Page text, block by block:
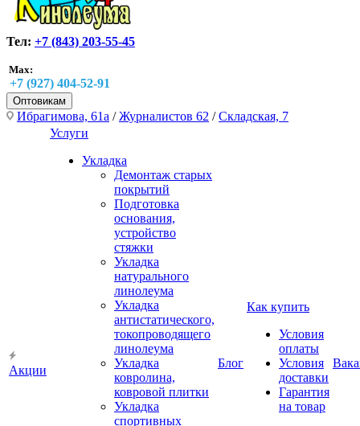
Тел: +7 (843) 203-55-45
Max:
+7 (927) 404-52-91
Оптовикам
Ибрагимова, 61а /Журналистов 62 /Складская, 7
Акции
Услуги
Укладка
Демонтаж старых
покрытий
Подготовка
основания,
устройство
стяжки
Укладка
натурального
линолеума
Укладка
антистатического,
токопроводящего
линолеума
Укладка
ковролина,
ковровой плитки
Укладка
спортивных
Блог
Как купить
Условия
оплаты
Условия
доставки
Гарантия
на товар